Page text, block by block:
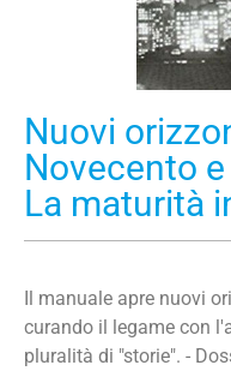
Nuovi
Novecento
La maturità
Il manuale apre nuovi
curando il legame con
pluralità di "storie". -